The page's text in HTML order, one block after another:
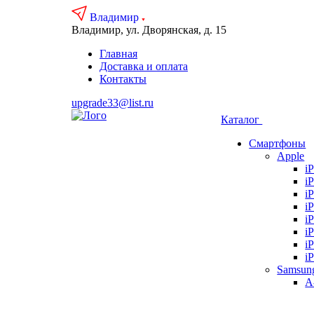
Владимир
Владимир, ул. Дворянская, д. 15
Главная
Доставка и оплата
Контакты
upgrade33@list.ru
Каталог
Смартфоны
Apple